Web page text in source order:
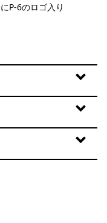
P-6のロゴ入り